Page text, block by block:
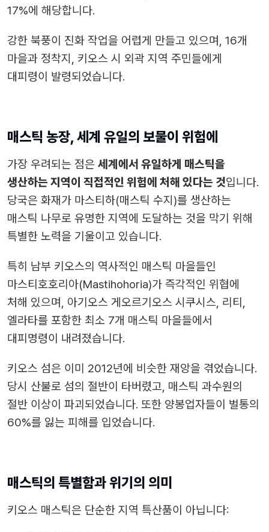
17%에 해당합니다.
강한 북풍이 진화 작업을 어렵게 만들고 있으며, 16개
마을과 정착지, 키오스 시 외곽 지역 주민들에게
대피령이 발령되었습니다.
매스틱 농장, 세계 유일의 보물이 위험에
가장 우려되는 점은 세계에서 유일하게 매스틱을
생산하는 지역이 직접적인 위험에 처해 있다는 것입니다.
당국은 화재가 마스티하(매스틱 수지)를 생산하는
매스틱 나무로 유명한 지역에 도달하는 것을 막기 위해
특별한 노력을 기울이고 있습니다.
특히 남부 키오스의 역사적인 매스틱 마을들인
마스티호호리아(Mastihohoria)가 즉각적인 위협에
처해 있으며, 아기오스 게오르기오스 시쿠시스, 리티,
엘라타를 포함한 최소 7개 매스틱 마을들에서
대피명령이 내려졌습니다.
키오스 섬은 이미 2012년에 비슷한 재앙을 겪었습니다.
당시 산불로 섬의 절반이 타버렸고, 매스틱 과수원의
절반 이상이 파괴되었습니다. 또한 양봉업자들이 벌통의
60%를 잃는 피해를 입었습니다.
매스틱의 특별함과 위기의 의미
키오스 매스틱은 단순한 지역 특산품이 아닙니다: